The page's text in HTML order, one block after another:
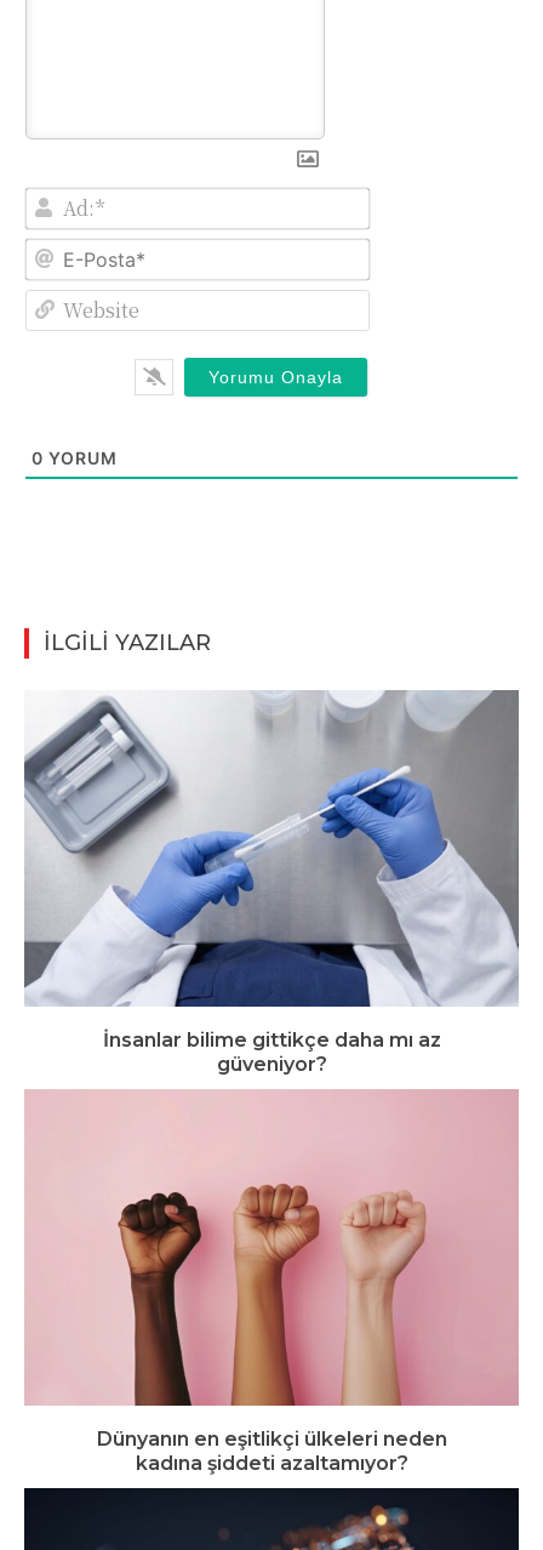
Ad:*
E-
0 YORUM
İLGİLİ YAZILAR
İnsanlar bilime gittikçe daha mı az
güveniyor?
Dünyanın en eşitlikçi ülkeleri neden
kadına şiddeti azaltamıyor?